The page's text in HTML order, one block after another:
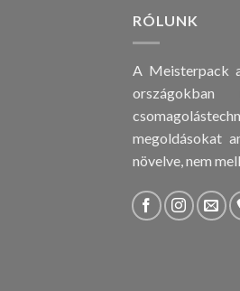
RÓLUNK
A Meisterpack
megoldásokat
növelve, nem